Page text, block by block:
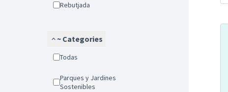
Rebutjada
~ Categories
Todas
Parques y Jardines
Sostenibles